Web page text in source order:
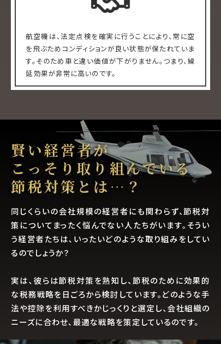
航空機は、法定点検を確実に行うことにより、常に空
を飛ぶためコンディションが良い状態が保たれていま
す。そのため車と違い価値が下がりません。つまり、繰
延効果が非常に高いのです。
賢い経営者が
こっそり取り組んでいる
節税対策とは…？
同じくらいの会社規模の経営者にも関わらず、節税対
策についてまったく悩んでない人たちがいます。そうい
う経営者たちは、いったいどのような取り組みをしてい
るのでしょうか？
実は、彼らは節税対策を熟知し、節税のために効果的
な税務戦略を日ごろから検討しています。どのような手
法や控除を利用すべきかじっくりと選定し、会社組織の
ニーズに合わせ、最適な戦略を策定しているのです。